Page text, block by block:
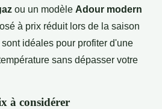
ou un modèle Adour modern
à prix réduit lors de la saison
idéales pour profiter d'une
sans dépasser votre
à considérer